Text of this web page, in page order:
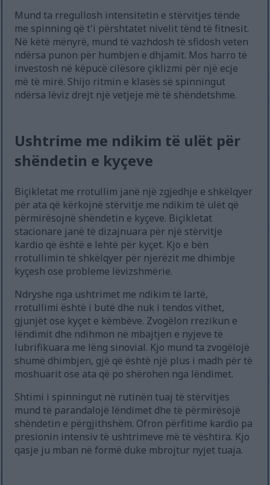
Mund ta rregullosh intensitetin e stërvitjes tënde
me spinning që t'i përshtatet nivelit tënd të fitnesit.
Në këtë mënyrë, mund të vazhdosh të sfidosh veten
ndërsa punon për humbjen e dhjamit. Mos harro të
investosh në këpucë cilësore çiklizmi për një ecje
më të mirë. Shijo ritmin e klasës së spinningut
ndërsa lëviz drejt një vetjeje më të shëndetshme.
Ushtrime me ndikim të ulët për
shëndetin e kyçeve
Biçikletat me rrotullim janë një zgjedhje e shkëlqyer
për ata që kërkojnë stërvitje me ndikim të ulët që
përmirësojnë shëndetin e kyçeve. Biçikletat
stacionare janë të dizajnuara për një stërvitje
kardio që është e lehtë për kyçet. Kjo e bën
rrotullimin të shkëlqyer për njerëzit me dhimbje
kyçesh ose probleme lëvizshmërie.
Ndryshe nga ushtrimet me ndikim të lartë,
rrotullimi është i butë dhe nuk i tendos vithet,
gjunjët ose kyçet e këmbëve. Zvogëlon rrezikun e
lëndimit dhe ndihmon në mbajtjen e nyjeve të
lubrifikuara me lëng sinovial. Kjo mund ta zvogëlojë
shumë dhimbjen, gjë që është një plus i madh për të
moshuarit ose ata që po shërohen nga lëndimet.
Shtimi i spinningut në rutinën tuaj të stërvitjes
mund të parandalojë lëndimet dhe të përmirësojë
shëndetin e përgjithshëm. Ofron përfitime kardio pa
presionin intensiv të ushtrimeve më të vështira. Kjo
qasje ju mban në formë duke mbrojtur nyjet tuaja.